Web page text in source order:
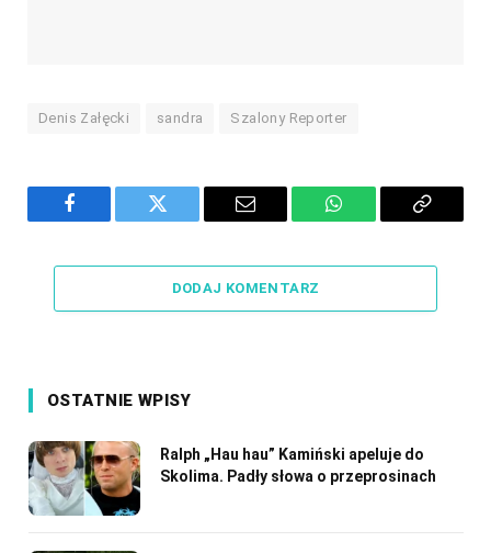
Denis Załęcki sandra Szalony Reporter
Facebook Twitter Email WhatsAppCopy
DODAJ KOMENTARZ
OSTATNIE WPISY
Ralph „Hau hau” Kamiński apeluje do
Skolima. Padły słowa o przeprosinach